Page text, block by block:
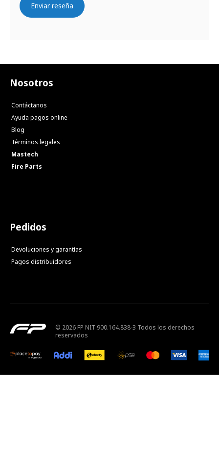
Enviar reseña
Nosotros
Contáctanos
Ayuda pagos online
Blog
Términos legales
Mastech
Fire Parts
Pedidos
Devoluciones y garantías
Pagos distribuidores
© 2026 FP NIT 900.164.838-3 Todos los derechos
reservados